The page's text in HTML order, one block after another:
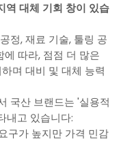
역 대체 기회 창이 있습
정, 재료 기술, 툴링 공
따라, 점점 더 많은
며 대비 및 대체 능력
국산 브랜드는 '실용적
내고 있습니다:
구가 높지만 가격 민감